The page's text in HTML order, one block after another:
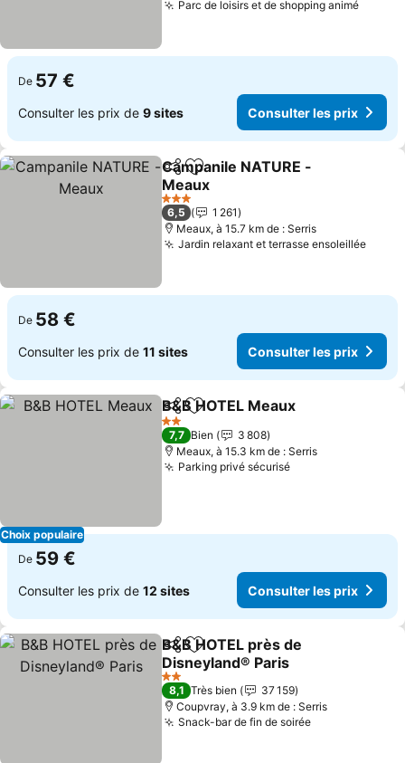
Parc de loisirs et de shopping animé
De 57 €
Consulter les prix de 9 sites Consulter les prix
PartagerAjouter à mes favoris
Campanile NATURE -
Meaux
Consulter les prix
3 Étoiles
6,5
1 261
Meaux, à 15.7 km de : Serris
Jardin relaxant et terrasse ensoleillée
De 58 €
Consulter les prix de 11 sites Consulter les prix
Choix populaire
PartagerAjouter à mes favoris
B&B HOTEL Meaux
2 Étoiles
7,7 Bien
3 808
Meaux, à 15.3 km de : Serris
Parking privé sécuriséConsulter les
De 59 €
Consulter les prix de 12 sites Consulter les prix
PartagerAjouter à mes favoris
B&B HOTEL près de
Disneyland® Paris
Consulter les prix
2 Étoiles
8,1 Très bien
37 159
Coupvray, à 3.9 km de : Serris
Snack-bar de fin de soiréeConsulter les